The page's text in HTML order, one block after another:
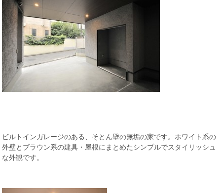
ビルトインガレージのある、そとん壁の無垢の家です。ホワイト系の
外壁とブラウン系の建具・屋根にまとめたシンプルでスタイリッシュ
な外観です。